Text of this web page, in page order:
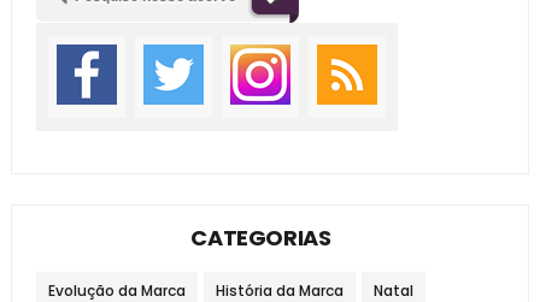
CATEGORIAS
Evolução da Marca História da Marca Natal